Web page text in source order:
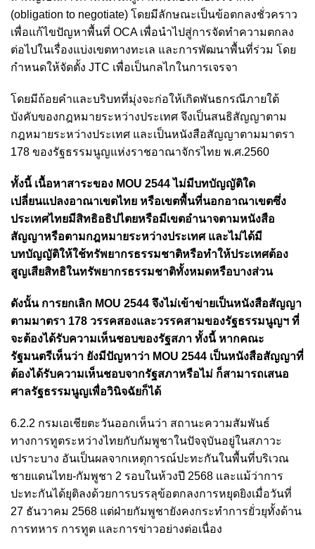
(obligation to negotiate) โดยมีลักษณะเป็นข้อตกลงชั่วคราว
เพื่อแก้ไขปัญหาพื้นที่ OCA เพื่อนำไปสู่การจัดทำความตกลง
ต่อไปในเรื่องแบ่งเขตทางทะเล และการพัฒนาพื้นที่ร่วม โดย
กำหนดให้จัดตั้ง JTC เพื่อเป็นกลไกในการเจรจา
โดยมีถ้อยคำและบริบทที่มุ่งจะก่อให้เกิดพันธกรณีภายใต้
บังคับของกฎหมายระหว่างประเทศ จึงเป็นสนธิสัญญาตาม
กฎหมายระหว่างประเทศ และเป็นหนังสือสัญญาตามมาตรา
178 ของรัฐธรรมนูญแห่งราชอาณาจักรไทย พ.ศ.2560
ทั้งนี้ เนื้อหาสาระของ MOU 2544 ไม่มีบทบัญญัติใด
เปลี่ยนแปลงอาณาเขตไทย หรือเขตพื้นที่นอกอาณาเขตซึ่ง
ประเทศไทยมีสิทธิอธิปไตยหรือมีเขตอำนาจตามหนังสือ
สัญญาหรือตามกฎหมายระหว่างประเทศ และไม่ได้มี
บทบัญญัติให้ใช้ทรัพยากรธรรมชาติหรือทำให้ประเทศต้อง
สูญเสียสิทธิในทรัพยากรธรรมชาติทั้งหมดหรือบางส่วน
ดังนั้น การยกเลิก MOU 2544 จึงไม่เข้าข่ายเป็นหนังสือสัญญา
ตามมาตรา 178 วรรคสองและวรรคสามของรัฐธรรมนูญฯ ที่
จะต้องได้รับความเห็นชอบของรัฐสภา ทั้งนี้ หากคณะ
รัฐมนตรีเห็นว่า ยังมีปัญหาว่า MOU 2544 เป็นหนังสือสัญญาที่
ต้องได้รับความเห็นชอบจากรัฐสภาหรือไม่ ก็สามารถเสนอ
ศาลรัฐธรรมนูญเพื่อวินิจฉัยก็ได้
6.2.2 กรมเอเชียตะวันออกเห็นว่า สถานะความสัมพันธ์
ทางการทูตระหว่างไทยกับกัมพูชาในปัจจุบันอยู่ในสภาวะ
เปราะบาง อันเป็นผลจากเหตุการณ์ปะทะกันในพื้นที่บริเวณ
ชายแดนไทย-กัมพูชา 2 รอบในห้วงปี 2568 และแม้ว่าการ
ปะทะกันได้ยุติลงด้วยการบรรลุข้อตกลงการหยุดยิงเมื่อวันที่
27 ธันวาคม 2568 แต่ฝ่ายกัมพูชายังคงกระทำการยั่วยุทั้งด้าน
การทหาร การทูต และการข่าวอย่างต่อเนื่อง